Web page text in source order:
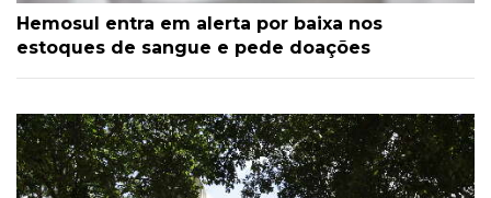
Hemosul entra em alerta por baixa nos
estoques de sangue e pede doações